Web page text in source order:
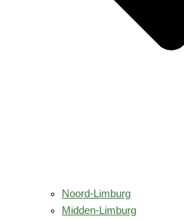
Noord-Limburg
Midden-Limburg